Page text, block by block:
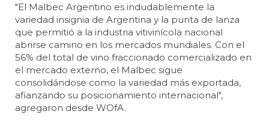
"El Malbec Argentino es indudablemente la
variedad insignia de Argentina y la punta de lanza
que permitió a la industria vitivinícola nacional
abrirse camino en los mercados mundiales. Con el
56% del total de vino fraccionado comercializado en
el mercado externo, el Malbec sigue
consolidándose como la variedad más exportada,
afianzando su posicionamiento internacional",
agregaron desde WOfA.